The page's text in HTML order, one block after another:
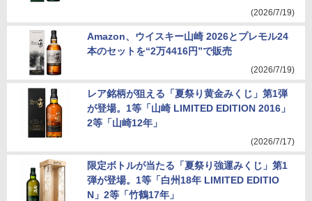
(2026/7/19)
Amazon、ウイスキー山崎 2026とプレモル24
本のセットを“2万4416円”で販売
(2026/7/19)
レア銘柄が狙える「夏祭り黄金みくじ」第1弾
が登場。1等「山崎 LIMITED EDITION 2016」
2等「山崎12年」
(2026/7/17)
限定ボトルが当たる「夏祭り強運みくじ」第1
弾が登場。1等「白州18年 LIMITED EDITIO
N」2等「竹鶴17年」